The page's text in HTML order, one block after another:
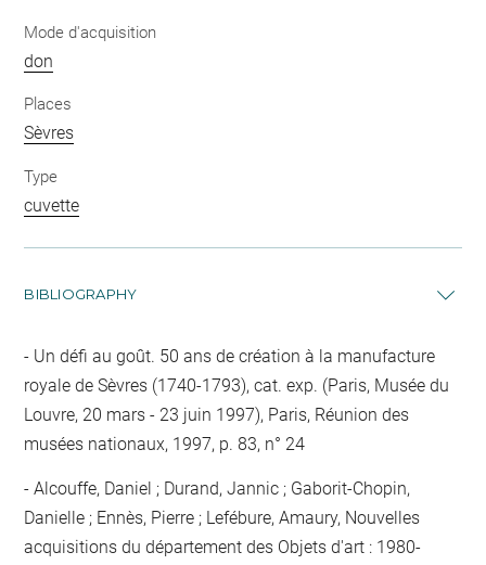
Mode d'acquisition
don
Places
Sèvres
Type
cuvette
BIBLIOGRAPHY
Un défi au goût. 50 ans de création à la manufacture
royale de Sèvres (1740-1793), cat. exp. (Paris, Musée du
Louvre, 20 mars - 23 juin 1997), Paris, Réunion des
musées nationaux, 1997, p. 83, n° 24
Alcouffe, Daniel ; Durand, Jannic ; Gaborit-Chopin,
Danielle ; Ennès, Pierre ; Lefébure, Amaury, Nouvelles
acquisitions du département des Objets d'art : 1980-